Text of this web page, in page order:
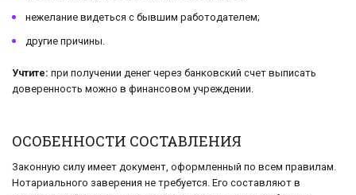
нежелание видеться с бывшим работодателем;
другие причины.
Учтите: при получении денег через банковский счет выписать
доверенность можно в финансовом учреждении.
ОСОБЕННОСТИ СОСТАВЛЕНИЯ
Законную силу имеет документ, оформленный по всем правилам.
Нотариального заверения не требуется. Его составляют в